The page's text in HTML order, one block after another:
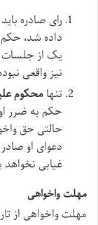
رای صادره باید
داده شد،
یک از جلسات
نیز واقعی
تنهامحکوم
حکم به ضرر
حالتی حق
دعوای او
غیابی نخواهد
مهلت واخواهی
مهلت واخواهی از